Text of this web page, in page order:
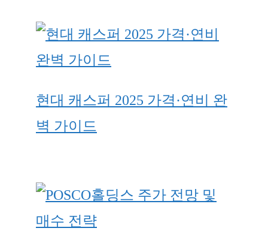
현대 캐스퍼 2025 가격·연비 완
벽 가이드